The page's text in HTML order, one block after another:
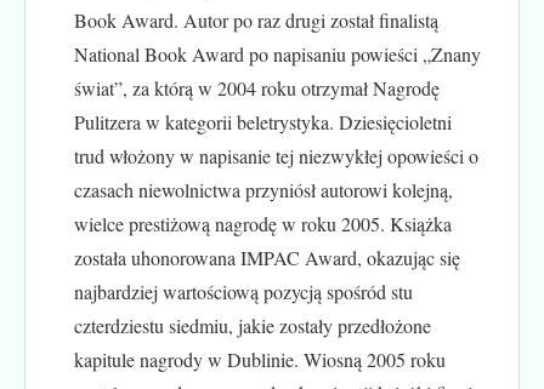
Book Award. Autor po raz drugi został finalistą
National Book Award po napisaniu powieści „Znany
świat”, za którą w 2004 roku otrzymał Nagrodę
Pulitzera w kategorii beletrystyka. Dziesięcioletni
trud włożony w napisanie tej niezwykłej opowieści o
czasach niewolnictwa przyniósł autorowi kolejną,
wielce prestiżową nagrodę w roku 2005. Książka
została uhonorowana IMPAC Award, okazując się
najbardziej wartościową pozycją spośród stu
czterdziestu siedmiu, jakie zostały przedłożone
kapitule nagrody w Dublinie. Wiosną 2005 roku